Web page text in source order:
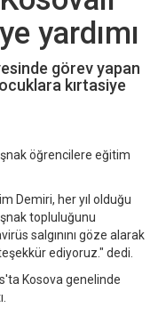
yardımı
görev yapan
kırtasiye
öğrencilere eğitim
Demiri, her yıl olduğu
topluluğunu
salgınını göze alarak
ediyoruz." dedi.
Kosova genelinde